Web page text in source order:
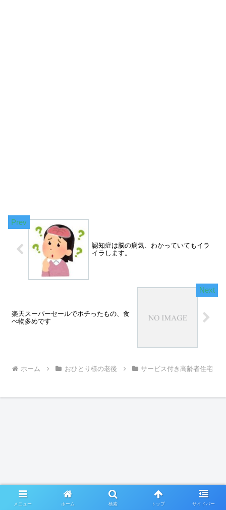
認知症は脳の病気、わかっていてもイラ
イラします。
楽天スーパーセールでポチったもの、食
べ物多めです
ホーム おひとり様の老後 サービス付き高齢者住宅
メニュー ホーム 検索 トップ サイドバー